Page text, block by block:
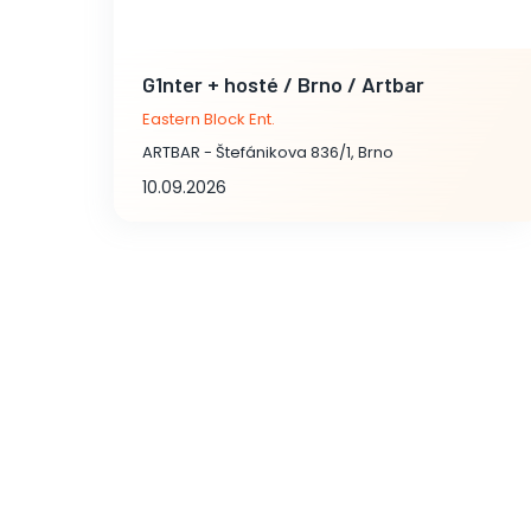
G1nter + hosté / Brno / Artbar
Eastern Block Ent.
ARTBAR - Štefánikova 836/1, Brno
10.09.2026